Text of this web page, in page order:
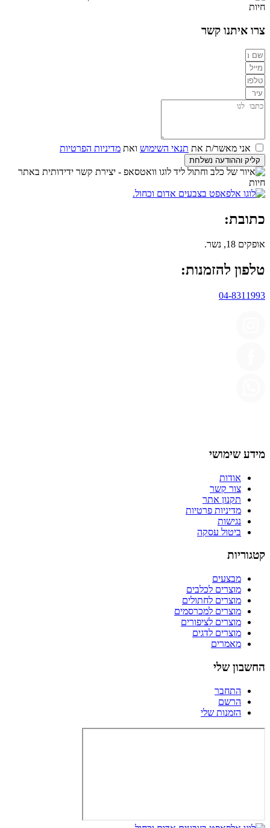
צרו איתנו קשר
אני מאשר/ת את תנאי השימוש ואת מדיניות הפרטיות
קליק וההודעה נשלחת
כתובת:
אופקים 18, נשר.
טלפון להזמנות:
04-8311993
מידע שימושי
אודות
צור קשר
תקנון אתר
מדיניות פרטיות
נגישות
ביטול עסקה
קטגוריות
מבצעים
מוצרים לכלבים
מוצרים לחתולים
מוצרים למכרסמים
מוצרים לציפורים
מוצרים לדגים
מאמרים
החשבון שלי
התחבר
הרשם
הזמנות שלי